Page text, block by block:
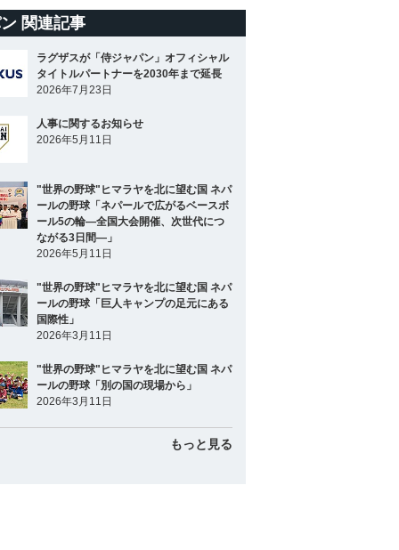
関連記事
ラグザスが「侍ジャパン」オフィシャル
タイトルパートナーを2030年まで延長
2026年7月23日
人事に関するお知らせ
2026年5月11日
"世界の野球"ヒマラヤを北に望む国 ネパ
ールの野球「ネパールで広がるベースボ
ール5の輪―全国大会開催、次世代につ
ながる3日間―」
2026年5月11日
"世界の野球"ヒマラヤを北に望む国 ネパ
ールの野球「巨人キャンプの足元にある
国際性」
2026年3月11日
"世界の野球"ヒマラヤを北に望む国 ネパ
ールの野球「別の国の現場から」
2026年3月11日
もっと見る